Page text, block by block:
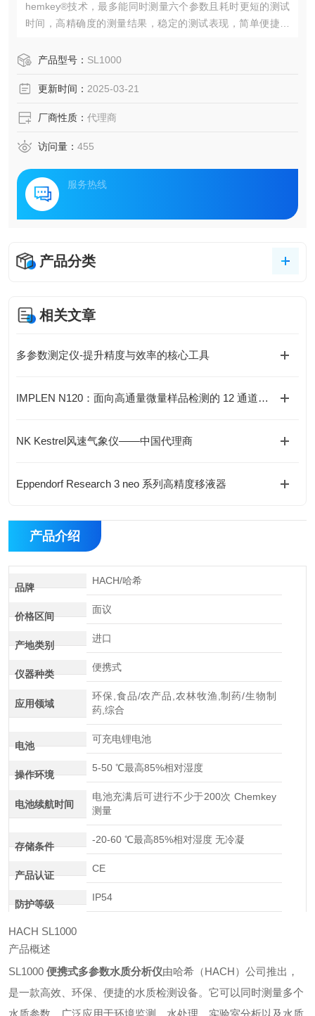
hemkey®技术，最多能同时测量六个参数且耗时更短的测试
时间，高精确度的测量结果，稳定的测试表现，简单便捷的
为因素而造成的测量误差。
产品型号： SL1000
更新时间： 2025-03-21
厂商性质： 代理商
访问量： 455
服务热线
产品分类
相关文章
多参数测定仪-提升精度与效率的核心工具
IMPLEN N120：面向高通量微量样品检测的 12 通道分光光度计
NK Kestrel风速气象仪——中国代理商
Eppendorf Research 3 neo 系列高精度移液器
产品介绍
品牌
HACH/哈希
价格区间
面议
产地类别
进口
仪器种类
便携式
应用领域
环保,食品/农产品,农林牧渔,制药/生物制
药,综合
电池
可充电锂电池
操作环境
5-50 ℃最高85%相对湿度
电池续航时间
电池充满后可进行不少于200次 Chemkey
测量
存储条件
-20-60 ℃最高85%相对湿度 无冷凝
产品认证
CE
防护等级
IP54
HACH SL1000
产品概述
SL1000 便携式多参数水质分析仪由哈希（HACH）公司推出，
是一款高效、环保、便捷的水质检测设备。它可以同时测量多个
水质参数，广泛应用于环境监测、水处理、实验室分析以及水质